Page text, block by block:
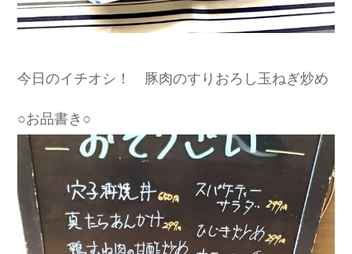
今日のイチオシ！ 豚肉のすりおろし玉ねぎ炒め
○お品書き○